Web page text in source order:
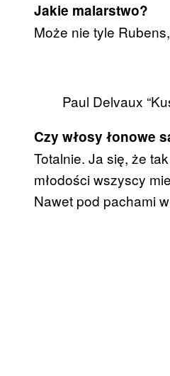
Jakie malarstwo?
Może nie tyle
Paul Delvaux
Czy włosy łonowe
Totalnie. Ja się, że
młodości wszyscy
Nawet pod pachami